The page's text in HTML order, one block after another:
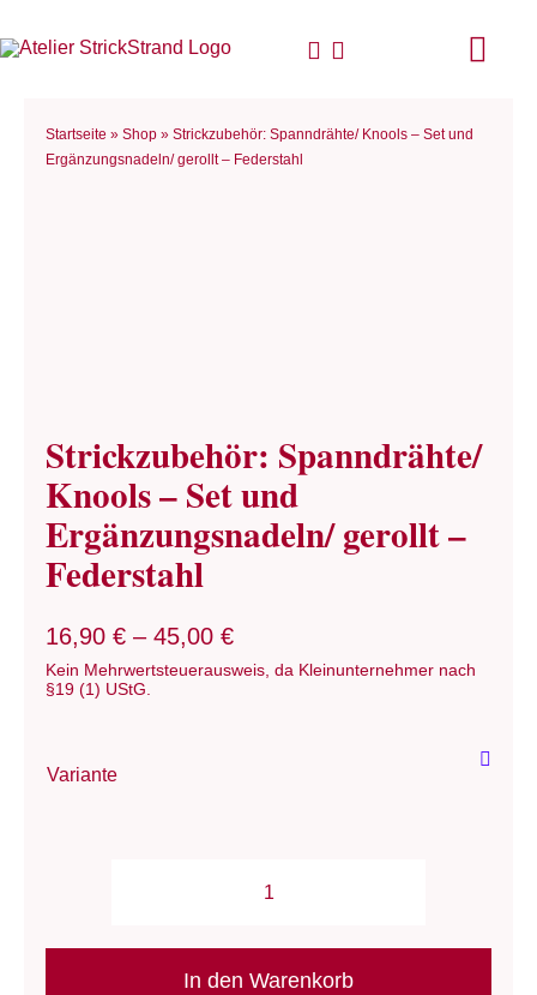
Inhalt
Startseite » Shop» Strickzubehör: Spanndrähte/ Knools – Set und
Ergänzungsnadeln/ gerollt – Federstahl
Strickzubehör: Spanndrähte/
Knools – Set und
Ergänzungsnadeln/ gerollt –
Federstahl
16,90 €– 45,00 €
Kein Mehrwertsteuerausweis, da Kleinunternehmer nach
§19 (1) UStG.
Variante
Knools
In den Warenkorb